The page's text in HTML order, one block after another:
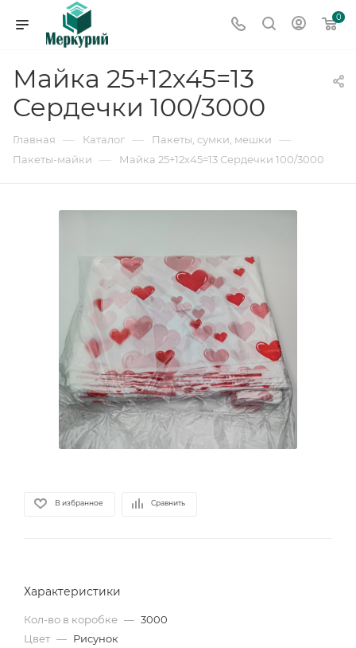
0
Майка 25+12х45=13
Сердечки 100/3000
Главная — Каталог — Пакеты, сумки, мешки —
Пакеты-майки — Майка 25+12х45=13 Сердечки 100/3000
В избранное Сравнить
Характеристики
Кол-во в коробке — 3000
Цвет — Рисунок